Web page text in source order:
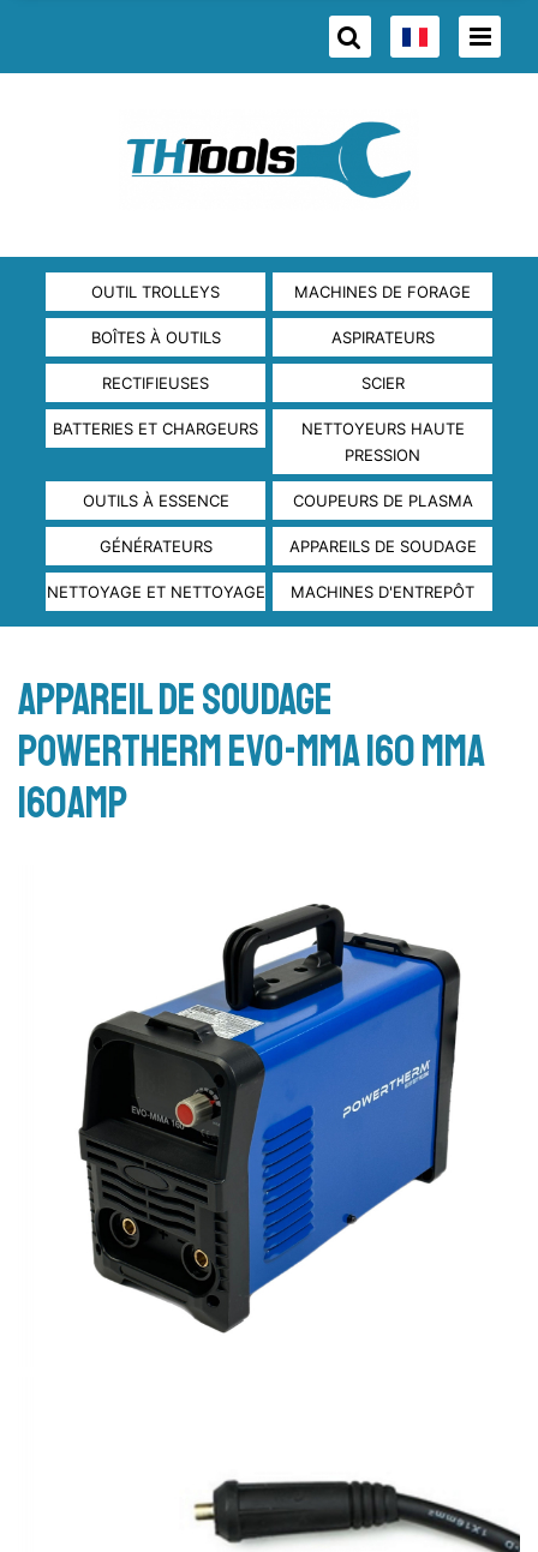
OUTIL TROLLEYS MACHINES DE FORAGE
BOÎTES À OUTILS ASPIRATEURS
RECTIFIEUSES SCIER
BATTERIES ET CHARGEURS
NETTOYEURS HAUTE
PRESSION
OUTILS À ESSENCE COUPEURS DE PLASMA
GÉNÉRATEURS APPAREILS DE SOUDAGE
NETTOYAGE ET NETTOYAGE MACHINES D'ENTREPÔT
APPAREIL DE SOUDAGE
POWERTHERM EVO-MMA 160 MMA
160AMP